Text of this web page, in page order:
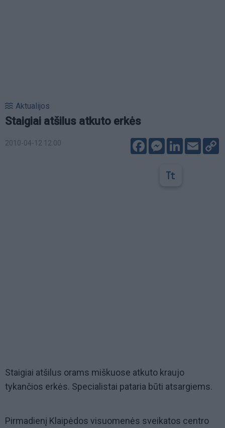
Aktualijos
Staigiai atšilus atkuto erkės
2010-04-12 12:00 FacebookMessenger
LinkedIn
Email
Staigiai atšilus orams miškuose atkuto kraujo
tykančios erkės. Specialistai pataria būti atsargiems.
Pirmadienį Klaipėdos visuomenės sveikatos centro